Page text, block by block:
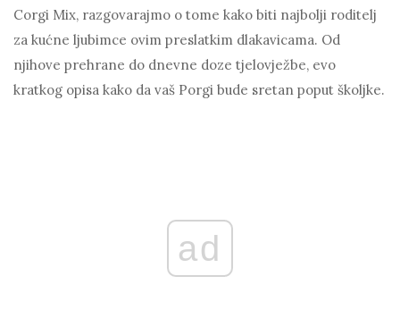
Corgi Mix, razgovarajmo o tome kako biti najbolji roditelj
za kućne ljubimce ovim preslatkim dlakavicama. Od
njihove prehrane do dnevne doze tjelovježbe, evo
kratkog opisa kako da vaš Porgi bude sretan poput školjke.
ad